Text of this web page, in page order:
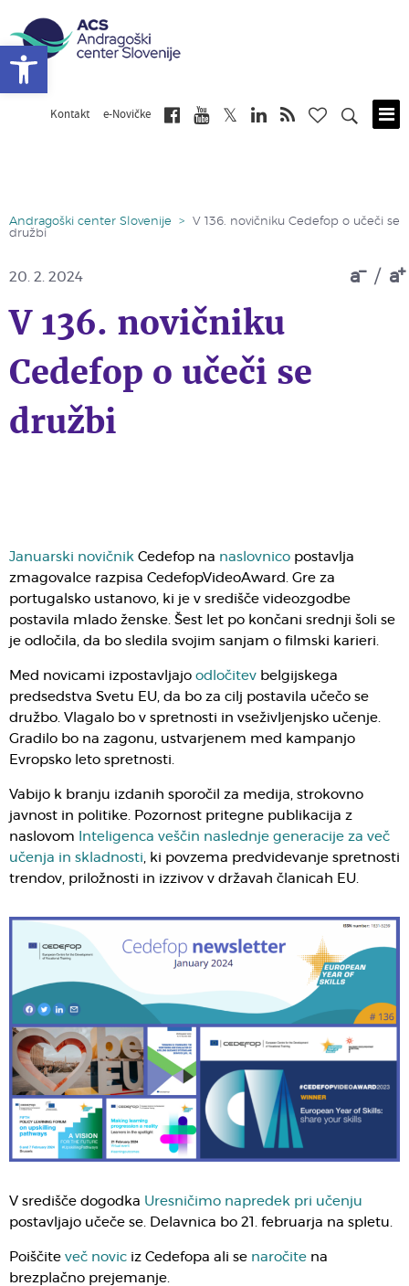
Kontakt e-Novičke
Andragoški center Slovenije >
V 136. novičniku Cedefop o učeči se
družbi
a / a
20. 2. 2024
V 136. novičniku
Cedefop o učeči se
družbi
Januarski novičnik Cedefop na naslovnico postavlja
zmagovalce razpisa CedefopVideoAward. Gre za
portugalsko ustanovo, ki je v središče videozgodbe
postavila mlado ženske. Šest let po končani srednji šoli se
je odločila, da bo sledila svojim sanjam o filmski karieri.
Med novicami izpostavljajo odločitev belgijskega
predsedstva Svetu EU, da bo za cilj postavila učečo se
družbo. Vlagalo bo v spretnosti in vseživljenjsko učenje.
Gradilo bo na zagonu, ustvarjenem med kampanjo
Evropsko leto spretnosti.
Vabijo k branju izdanih sporočil za medija, strokovno
javnost in politike. Pozornost pritegne publikacija z
naslovom
Inteligenca veščin naslednje generacije za več
učenja in skladnosti, ki povzema predvidevanje spretnosti
trendov, priložnosti in izzivov v državah članicah EU.
V središče dogodka Uresničimo napredek pri učenju
postavljajo učeče se. Delavnica bo 21. februarja na spletu.
Poiščite več novic iz Cedefopa ali se naročite na
brezplačno prejemanje.
Open toolbar